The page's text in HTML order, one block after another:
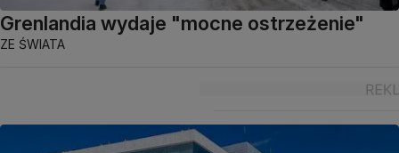
Grenlandia wydaje "mocne ostrzeżenie"
ZE ŚWIATA